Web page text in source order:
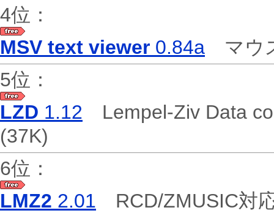
4位：
MSV text viewer 0.84a マウ
5位：
LZD 1.12 Lempel-Ziv Data
(37K)
6位：
LMZ2 2.01 RCD/ZMUSIC対